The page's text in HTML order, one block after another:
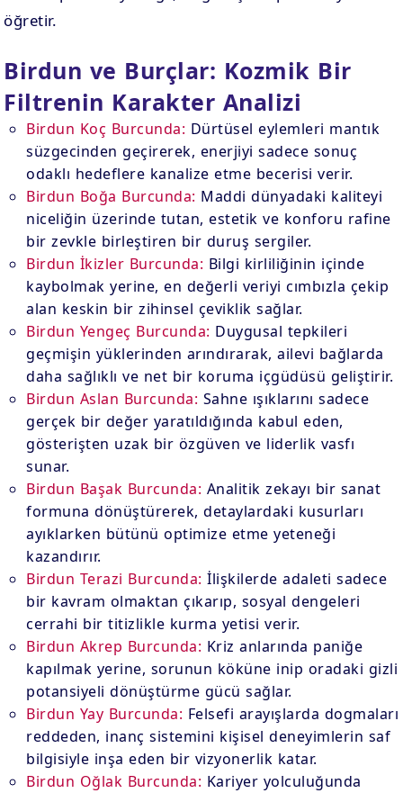
öğretir.
Birdun ve Burçlar: Kozmik Bir
Filtrenin Karakter Analizi
Birdun Koç Burcunda: Dürtüsel eylemleri mantık
süzgecinden geçirerek, enerjiyi sadece sonuç
odaklı hedeflere kanalize etme becerisi verir.
Birdun Boğa Burcunda: Maddi dünyadaki kaliteyi
niceliğin üzerinde tutan, estetik ve konforu rafine
bir zevkle birleştiren bir duruş sergiler.
Birdun İkizler Burcunda: Bilgi kirliliğinin içinde
kaybolmak yerine, en değerli veriyi cımbızla çekip
alan keskin bir zihinsel çeviklik sağlar.
Birdun Yengeç Burcunda: Duygusal tepkileri
geçmişin yüklerinden arındırarak, ailevi bağlarda
daha sağlıklı ve net bir koruma içgüdüsü geliştirir.
Birdun Aslan Burcunda: Sahne ışıklarını sadece
gerçek bir değer yaratıldığında kabul eden,
gösterişten uzak bir özgüven ve liderlik vasfı
sunar.
Birdun Başak Burcunda: Analitik zekayı bir sanat
formuna dönüştürerek, detaylardaki kusurları
ayıklarken bütünü optimize etme yeteneği
kazandırır.
Birdun Terazi Burcunda: İlişkilerde adaleti sadece
bir kavram olmaktan çıkarıp, sosyal dengeleri
cerrahi bir titizlikle kurma yetisi verir.
Birdun Akrep Burcunda: Kriz anlarında paniğe
kapılmak yerine, sorunun köküne inip oradaki gizli
potansiyeli dönüştürme gücü sağlar.
Birdun Yay Burcunda: Felsefi arayışlarda dogmaları
reddeden, inanç sistemini kişisel deneyimlerin saf
bilgisiyle inşa eden bir vizyonerlik katar.
Birdun Oğlak Burcunda: Kariyer yolculuğunda